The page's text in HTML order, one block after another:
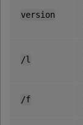
version
/l
/f